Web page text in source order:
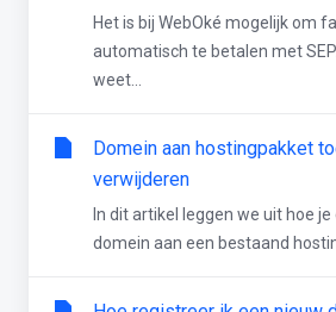
Het is bij WebOké mogelijk om
automatisch te betalen met
weet...
Domein aan hostingpakket
verwijderen
In dit artikel leggen we uit hoe
domein aan een bestaand